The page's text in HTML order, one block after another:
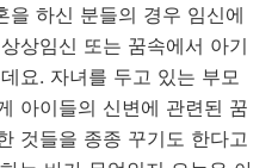
을 하신 분들의 경우 임신에
상임신 또는 꿈속에서 아기
요. 자녀를 두고 있는 부모
아이들의 신변에 관련된 꿈
것들을 종종 꾸기도 한다고